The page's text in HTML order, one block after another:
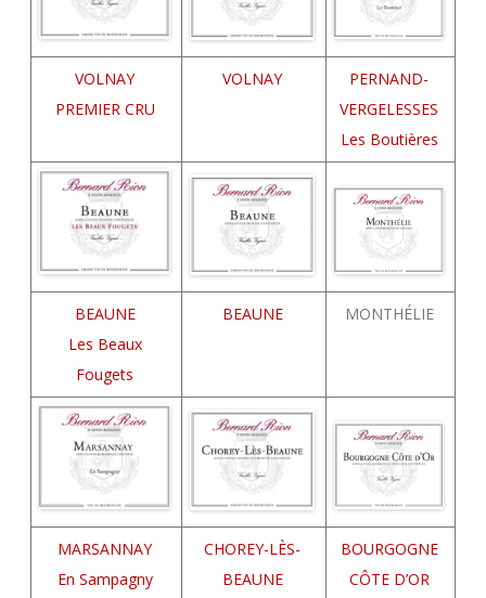
VOLNAY
PREMIER CRU
VOLNAY
PERNAND-
VERGELESSES
Les Boutières
BEAUNE
Les Beaux
Fougets
BEAUNE MONTHÉLIE
MARSANNAY
En Sampagny
CHOREY-LÈS-
BEAUNE
BOURGOGNE
CÔTE D’OR